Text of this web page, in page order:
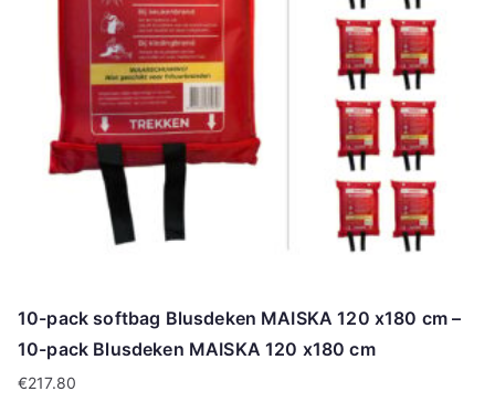
10-pack softbag Blusdeken MAISKA 120 x180 cm –
10-pack Blusdeken MAISKA 120 x180 cm
€217.80